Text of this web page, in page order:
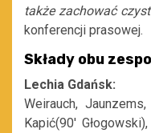
także zachować
konferencji prasowej.
Składy obu
Lechia Gdańsk:
Weirauch,
Kapić(90′